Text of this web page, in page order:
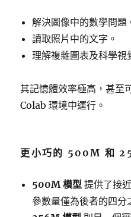
解決圖像中的數學問題
讀取照片中的文字。
理解複雜圖表及科學視
其記憶體效率極高，甚至
Colab 環境中運行。
更小巧的 500M 和
500M 模型 提供了接
參數量僅為後者的四分